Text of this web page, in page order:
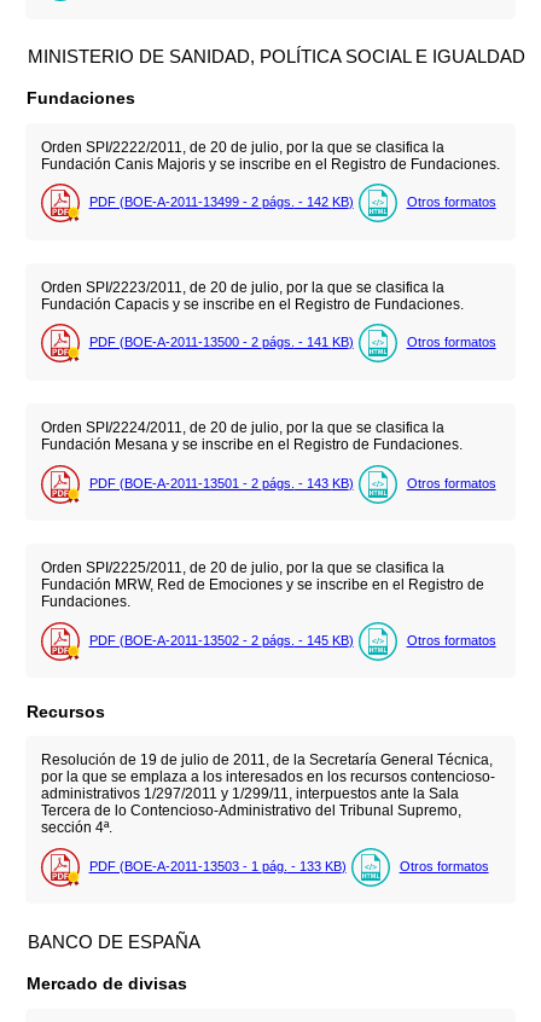
MINISTERIO DE SANIDAD, POLÍTICA SOCIAL E IGUALDAD
Fundaciones
Orden SPI/2222/2011, de 20 de julio, por la que se clasifica la
Fundación Canis Majoris y se inscribe en el Registro de Fundaciones.
PDF (BOE-A-2011-13499 - 2 págs. - 142 KB) Otros formatos
Orden SPI/2223/2011, de 20 de julio, por la que se clasifica la
Fundación Capacis y se inscribe en el Registro de Fundaciones.
PDF (BOE-A-2011-13500 - 2 págs. - 141 KB) Otros formatos
Orden SPI/2224/2011, de 20 de julio, por la que se clasifica la
Fundación Mesana y se inscribe en el Registro de Fundaciones.
PDF (BOE-A-2011-13501 - 2 págs. - 143 KB) Otros formatos
Orden SPI/2225/2011, de 20 de julio, por la que se clasifica la
Fundación MRW, Red de Emociones y se inscribe en el Registro de
Fundaciones.
PDF (BOE-A-2011-13502 - 2 págs. - 145 KB) Otros formatos
Recursos
Resolución de 19 de julio de 2011, de la Secretaría General Técnica,
por la que se emplaza a los interesados en los recursos contencioso-
administrativos 1/297/2011 y 1/299/11, interpuestos ante la Sala
Tercera de lo Contencioso-Administrativo del Tribunal Supremo,
sección 4ª.
PDF (BOE-A-2011-13503 - 1 pág. - 133 KB) Otros formatos
BANCO DE ESPAÑA
Mercado de divisas